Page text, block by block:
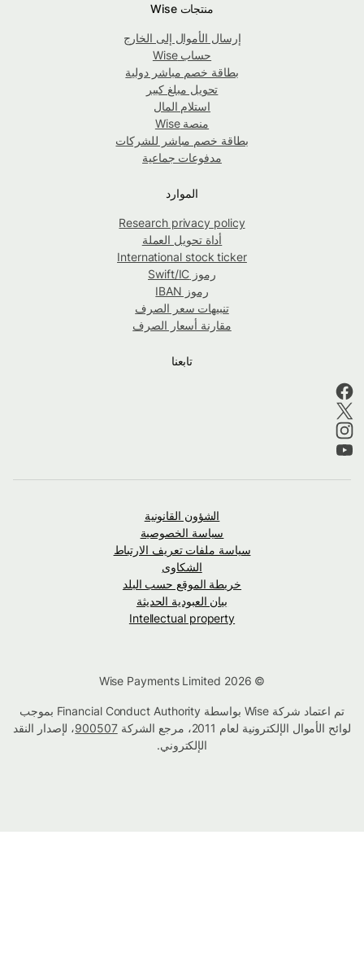
منتجات Wise
إرسال الأموال إلى الخارج
حساب Wise
بطاقة خصم مباشر دولية
تحويل مبلغ كبير
استلام المال
منصة Wise
بطاقة خصم مباشر للشركات
مدفوعات جماعية
الموارد
Research privacy policy
أداة تحويل العملة
International stock ticker
رموز Swift/IC
رموز IBAN
تنبيهات سعر الصرف
مقارنة أسعار الصرف
تابعنا
الشؤون القانونية
سياسة الخصوصية
سياسة ملفات تعريف الارتباط
الشكاوى
خريطة الموقع حسب البلد
بيان العبودية الحديثة
Intellectual property
تم اعتماد شركة Wise بواسطة Financial Conduct Authority بموجب
لوائح الأموال الإلكترونية لعام 2011، مرجع الشركة
900507، لإصدار النقد
الإلكتروني.